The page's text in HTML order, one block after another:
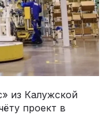
из Калужской
проект в